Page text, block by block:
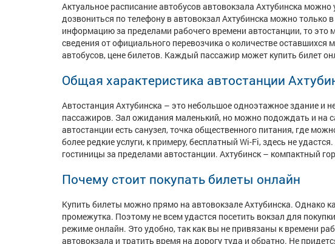
Актуальное расписание автобусов автовокзала Ахтубинска
дозвониться по телефону в автовокзал Ахтубинска можно только
информацию за пределами рабочего времени автостанции, то это
сведения от официального перевозчика о количестве
автобусов, цене билетов. Каждый пассажир может купить билет
Общая характеристика автостанции
Автостанция Ахтубинска – это небольшое одноэтажное здание и
пассажиров. Зал ожидания маленький, но можно подождать и на
автостанции есть санузел, точка общественного питания, где
более редкие услуги, к примеру, бесплатный Wi-Fi, здесь не
гостиницы за пределами автостанции. Ахтубинск – компактный
Почему стоит покупать билеты онлайн
Купить билеты можно прямо на автовокзале Ахтубинска. Однако
промежутка. Поэтому не всем удастся посетить вокзал для
режиме онлайн. Это удобно, так как вы не привязаны к времени
автовокзала и тратить время на дорогу туда и обратно. Не